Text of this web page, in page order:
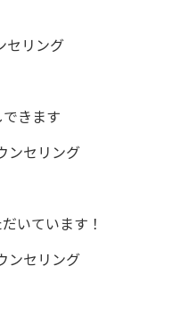
セリング
きます
ンセリング
いています！
ンセリング